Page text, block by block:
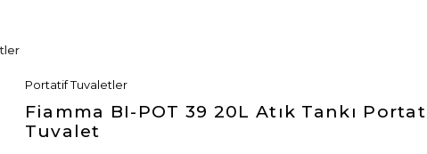
Portatif Tuvaletler
Fiamma BI-POT 39 20L Atık Tankı
Tuvalet